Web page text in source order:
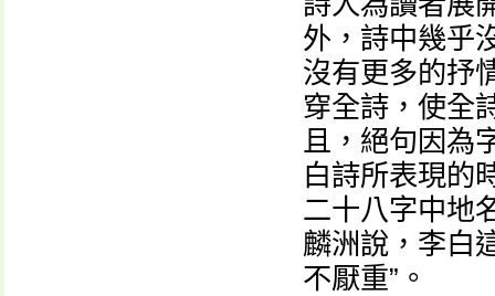
外，詩中幾乎
沒有更多的抒
穿全詩，使全
且，絕句因為
白詩所表現的
二十八字中地
麟洲說，李白
不厭重”。